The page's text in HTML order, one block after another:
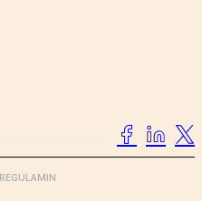
REGULAMIN